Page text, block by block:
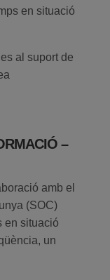
en situació
al suport de
–
amb el
(SOC)
en situació
un